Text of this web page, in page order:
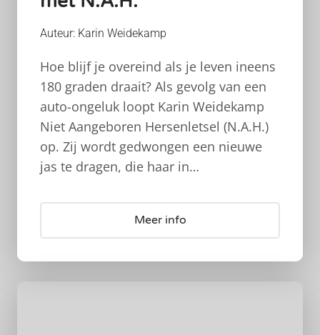
Auteur: Karin Weidekamp
Hoe blijf je overeind als je leven ineens
180 graden draait? Als gevolg van een
auto-ongeluk loopt Karin Weidekamp
Niet Aangeboren Hersenletsel (N.A.H.)
op. Zij wordt gedwongen een nieuwe
jas te dragen, die haar in…
Meer info